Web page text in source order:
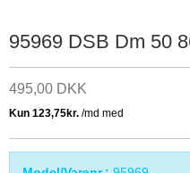
95969 DSB Dm 50
495,00 DKK